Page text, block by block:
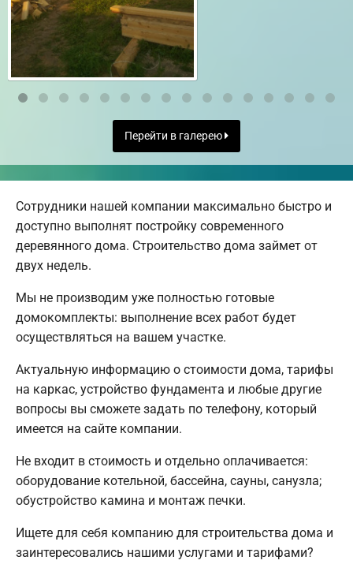
Перейти в галерею
Сотрудники нашей компании максимально быстро и
доступно выполнят постройку современного
деревянного дома. Строительство дома займет от
двух недель.
Мы не производим уже полностью готовые
домокомплекты: выполнение всех работ будет
осуществляться на вашем участке.
Актуальную информацию о стоимости дома, тарифы
на каркас, устройство фундамента и любые другие
вопросы вы сможете задать по телефону, который
имеется на сайте компании.
Не входит в стоимость и отдельно оплачивается:
оборудование котельной, бассейна, сауны, санузла;
обустройство камина и монтаж печки.
Ищете для себя компанию для строительства дома и
заинтересовались нашими услугами и тарифами?